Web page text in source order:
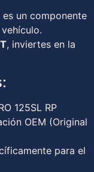
es un componente
, inviertes en la
125SL RP
OEM (Original
para el